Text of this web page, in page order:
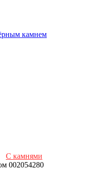
камнем
С камнями
002054280